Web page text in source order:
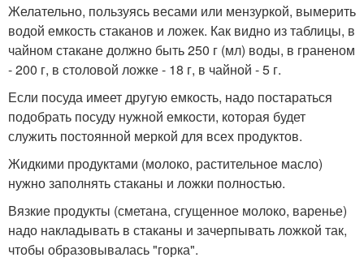
Желательно, пользуясь весами или мензуркой, вымерить
водой емкость стаканов и ложек. Как видно из таблицы, в
чайном стакане должно быть 250 г (мл) воды, в граненом
- 200 г, в столовой ложке - 18 г, в чайной - 5 г.
Если посуда имеет другую емкость, надо постараться
подобрать посуду нужной емкости, которая будет
служить постоянной меркой для всех продуктов.
Жидкими продуктами (молоко, растительное масло)
нужно заполнять стаканы и ложки полностью.
Вязкие продукты (сметана, сгущенное молоко, варенье)
надо накладывать в стаканы и зачерпывать ложкой так,
чтобы образовывалась "горка".